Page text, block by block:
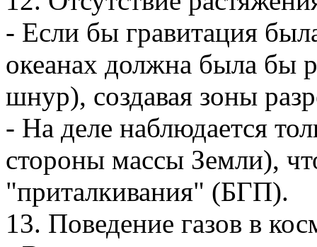
- Если бы гравитация
океанах должна была бы
шнур), создавая зоны
- На деле наблюдается
стороны массы Земли),
"приталкивания" (БГП).
13. Поведение газов в